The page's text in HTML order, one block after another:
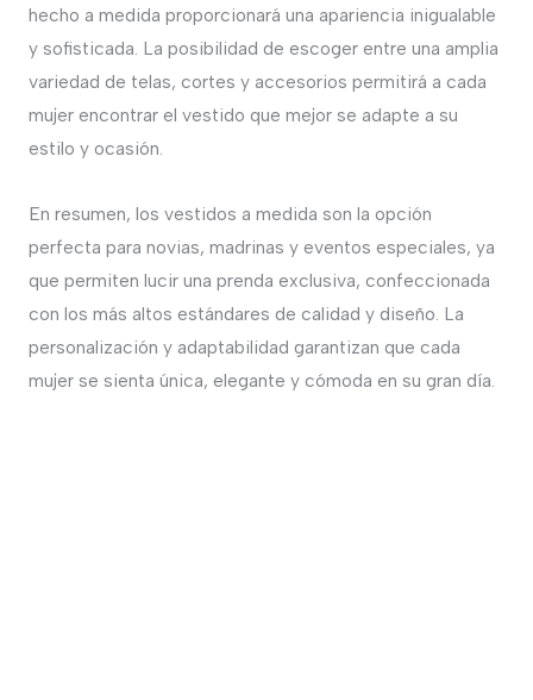
hecho a medida proporcionará una apariencia inigualable
y sofisticada. La posibilidad de escoger entre una amplia
variedad de telas, cortes y accesorios permitirá a cada
mujer encontrar el vestido que mejor se adapte a su
estilo y ocasión.
En resumen, los vestidos a medida son la opción
perfecta para novias, madrinas y eventos especiales, ya
que permiten lucir una prenda exclusiva, confeccionada
con los más altos estándares de calidad y diseño. La
personalización y adaptabilidad garantizan que cada
mujer se sienta única, elegante y cómoda en su gran día.